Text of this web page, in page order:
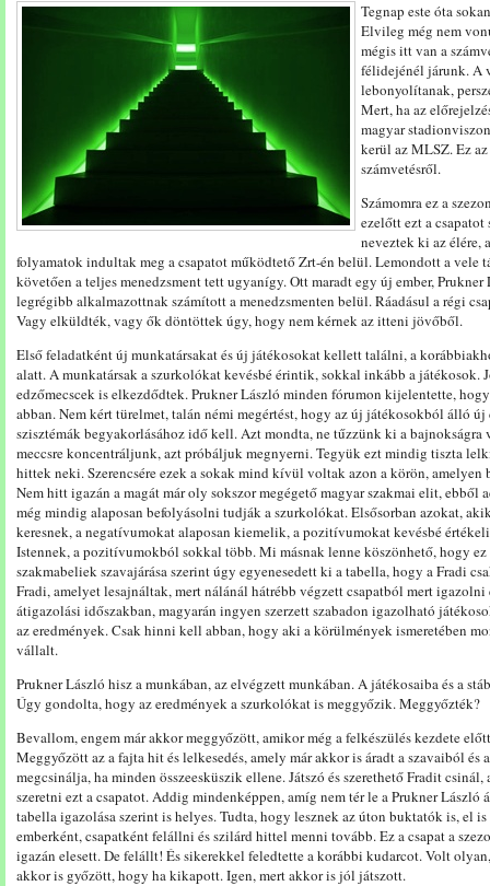
Tegnap este óta
Elvileg még nem
mégis itt van a
félidejénél járunk. A
lebonyolítanak,
Mert, ha az
magyar
kerül az MLSZ. Ez
számvetésről.
Számomra ez a
ezelőtt ezt a
neveztek ki az élére,
folyamatok indultak meg a csapatot működtető Zrt-én belül. Lemondott a vele
követően a teljes menedzsment tett ugyanígy. Ott maradt egy új ember,
legrégibb alkalmazottnak számított a menedzsmenten belül. Ráadásul a régi
Vagy elküldték, vagy ők döntöttek úgy, hogy nem kérnek az itteni jövőből.
Első feladatként új munkatársakat és új játékosokat kellett találni, a
alatt. A munkatársak a szurkolókat kevésbé érintik, sokkal inkább a játékosok.
edzőmecscek is elkezdődtek. Prukner László minden fórumon kijelentette,
abban. Nem kért türelmet, talán némi megértést, hogy az új játékosokból álló új
szisztémák begyakorlásához idő kell. Azt mondta, ne tűzzünk ki a
meccsre koncentráljunk, azt próbáljuk megnyerni. Tegyük ezt mindig tiszta
hittek neki. Szerencsére ezek a sokak mind kívül voltak azon a körön,
Nem hitt igazán a magát már oly sokszor megégető magyar szakmai elit, ebből
még mindig alaposan befolyásolni tudják a szurkolókat. Elsősorban azokat,
keresnek, a negatívumokat alaposan kiemelik, a pozitívumokat kevésbé
Istennek, a pozitívumokból sokkal több. Mi másnak lenne köszönhető, hogy
szakmabeliek szavajárása szerint úgy egyenesedett ki a tabella, hogy a Fradi
Fradi, amelyet lesajnáltak, mert nálánál hátrébb végzett csapatból mert
átigazolási időszakban, magyarán ingyen szerzett szabadon igazolható
az eredmények. Csak hinni kell abban, hogy aki a körülmények ismeretében
vállalt.
Prukner László hisz a munkában, az elvégzett munkában. A játékosaiba és a
Úgy gondolta, hogy az eredmények a szurkolókat is meggyőzik. Meggyőzték?
Bevallom, engem már akkor meggyőzött, amikor még a felkészülés kezdete
Meggyőzött az a fajta hit és lelkesedés, amely már akkor is áradt a szavaiból
megcsinálja, ha minden összeesküszik ellene. Játszó és szerethető Fradit
szeretni ezt a csapatot. Addig mindenképpen, amíg nem tér le a Prukner
tabella igazolása szerint is helyes. Tudta, hogy lesznek az úton buktatók is, el
emberként, csapatként felállni és szilárd hittel menni tovább. Ez a csapat a
igazán elesett. De felállt! És sikerekkel feledtette a korábbi kudarcot. Volt
akkor is győzött, hogy ha kikapott. Igen, mert akkor is jól játszott.